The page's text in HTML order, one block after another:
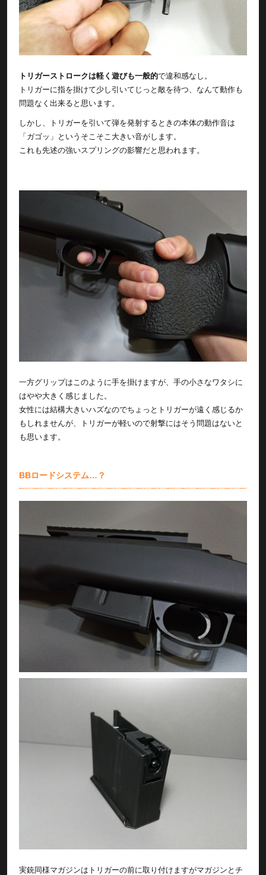
トリガーストロークは軽く遊びも一般的で違和感なし。
トリガーに指を掛けて少し引いてじっと敵を待つ、なんて動作も
問題なく出来ると思います。
しかし、トリガーを引いて弾を発射するときの本体の動作音は
「ガゴッ」というそこそこ大きい音がします。
これも先述の強いスプリングの影響だと思われます。
一方グリップはこのように手を掛けますが、手の小さなワタシに
はやや大きく感じました。
女性には結構大きいハズなのでちょっとトリガーが遠く感じるか
もしれませんが、トリガーが軽いので射撃にはそう問題はないと
も思います。
BBロードシステム…？
実銃同様マガジンはトリガーの前に取り付けますがマガジンとチ